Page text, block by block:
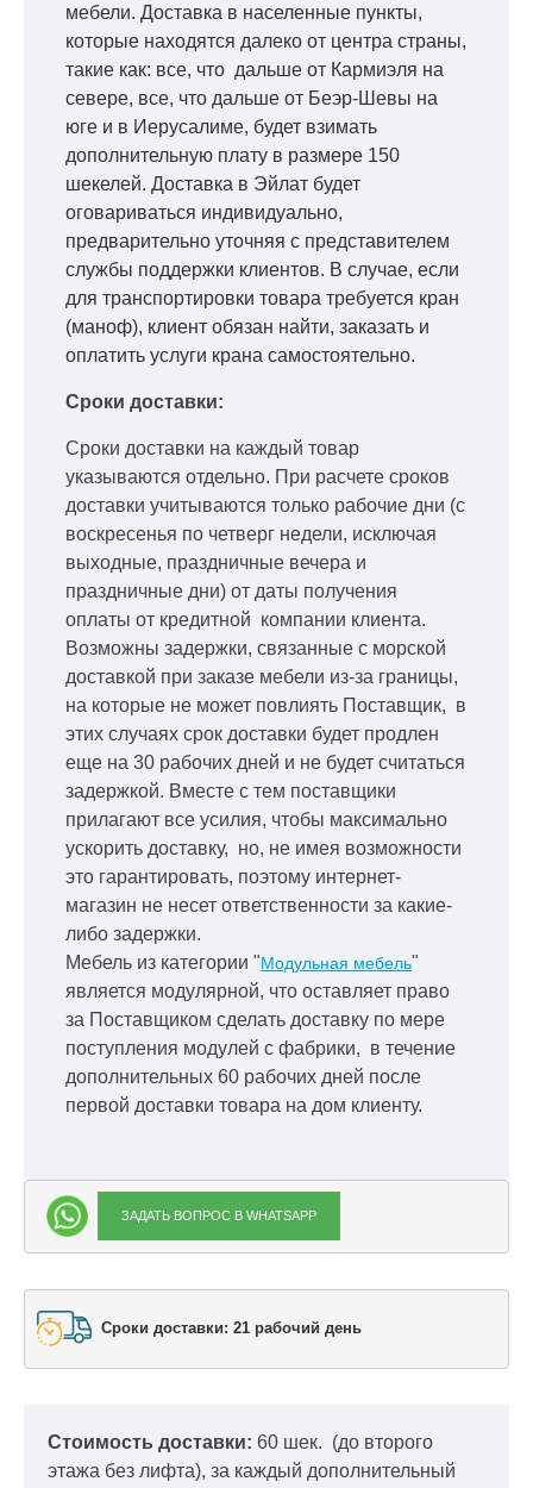
мебели. Доставка в населенные пункты,
которые находятся далеко от центра страны,
такие как: все, что дальше от Кармиэля на
севере, все, что дальше от Беэр-Шевы на
юге и в Иерусалиме, будет взимать
дополнительную плату в размере 150
шекелей. Доставка в Эйлат будет
оговариваться индивидуально,
предварительно уточняя с представителем
службы поддержки клиентов. В случае, если
для транспортировки товара требуется кран
(маноф), клиент обязан найти, заказать и
оплатить услуги крана самостоятельно.
Сроки доставки:
Сроки доставки на каждый товар
указываются отдельно. При расчете сроков
доставки учитываются только рабочие дни (с
воскресенья по четверг недели, исключая
выходные, праздничные вечера и
праздничные дни) от даты получения
оплаты от кредитной компании клиента.
Возможны задержки, связанные с морской
доставкой при заказе мебели из-за границы,
на которые не может повлиять Поставщик, в
этих случаях срок доставки будет продлен
еще на 30 рабочих дней и не будет считаться
задержкой. Вместе с тем поставщики
прилагают все усилия, чтобы максимально
ускорить доставку, но, не имея возможности
это гарантировать, поэтому интернет-
магазин не несет ответственности за какие-
либо задержки.
Мебель из категории "Модульная мебель"
является модулярной, что оставляет право
за Поставщиком сделать доставку по мере
поступления модулей с фабрики, в течение
дополнительных 60 рабочих дней после
первой доставки товара на дом клиенту.
ЗАДАТЬ ВОПРОС В WHATSAPP
Сроки доставки: 21 рабочий день
Стоимость доставки: 60 шек. (до второго
этажа без лифта), за каждый дополнительный